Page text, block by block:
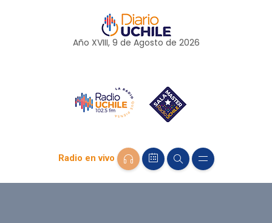
Año XVIII, 9 de Agosto de 2026
Radio en vivo